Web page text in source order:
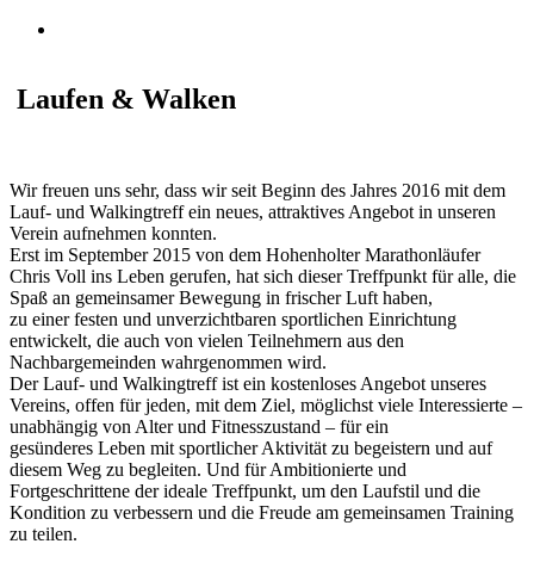
Laufen & Walken
Wir freuen uns sehr, dass wir seit Beginn des Jahres 2016 mit dem
Lauf- und Walkingtreff ein neues, attraktives Angebot in unseren
Verein aufnehmen konnten.
Erst im September 2015 von dem Hohenholter Marathonläufer
Chris Voll ins Leben gerufen, hat sich dieser Treffpunkt für alle, die
Spaß an gemeinsamer Bewegung in frischer Luft haben,
zu einer festen und unverzichtbaren sportlichen Einrichtung
entwickelt, die auch von vielen Teilnehmern aus den
Nachbargemeinden wahrgenommen wird.
Der Lauf- und Walkingtreff ist ein kostenloses Angebot unseres
Vereins, offen für jeden, mit dem Ziel, möglichst viele Interessierte –
unabhängig von Alter und Fitnesszustand – für ein
gesünderes Leben mit sportlicher Aktivität zu begeistern und auf
diesem Weg zu begleiten. Und für Ambitionierte und
Fortgeschrittene der ideale Treffpunkt, um den Laufstil und die
Kondition zu verbessern und die Freude am gemeinsamen Training
zu teilen.